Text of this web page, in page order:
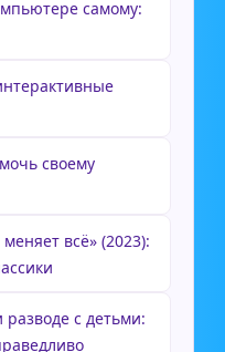
самому:
своему
всё» (2023):
с детьми: